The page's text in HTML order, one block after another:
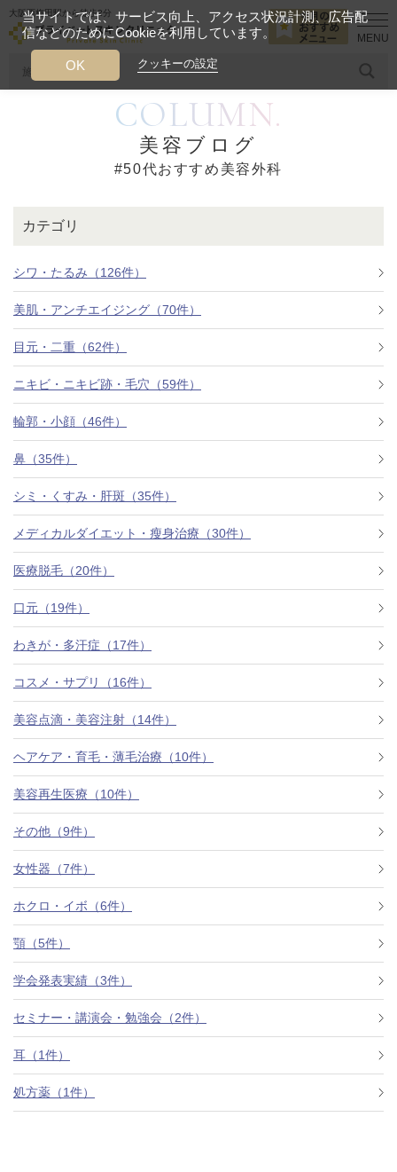
大阪西梅田駅から徒歩2分
糸リフト ヒアルロン酸
今月のおすすめメニュー
クリニックについて
料金一覧
施術症例
初めての方へ
お悩みで探す
医師紹介
アクセス
西梅田から徒歩2分
ついて
よくあるご質問
美容ブログ
50代おすすめ美容外科
COLUMN.
美容ブログ
#50代おすすめ美容外科
カテゴリ
シワ・たるみ（126件）
美肌・アンチエイジング（70件）
目元・二重（62件）
ニキビ・ニキビ跡・毛穴（59件）
輪郭・小顔（46件）
鼻（35件）
シミ・くすみ・肝斑（35件）
メディカルダイエット・瘦身治療（30件）
医療脱毛（20件）
口元（19件）
わきが・多汗症（17件）
コスメ・サプリ（16件）
美容点滴・美容注射（14件）
ヘアケア・育毛・薄毛治療（10件）
美容再生医療（10件）
その他（9件）
女性器（7件）
ホクロ・イボ（6件）
顎（5件）
学会発表実績（3件）
セミナー・講演会・勉強会（2件）
耳（1件）
処方薬（1件）
当サイトでは、サービス向上、アクセス状況計測、広告配
信などのためにCookieを利用しています。
クッキーの設定
OK